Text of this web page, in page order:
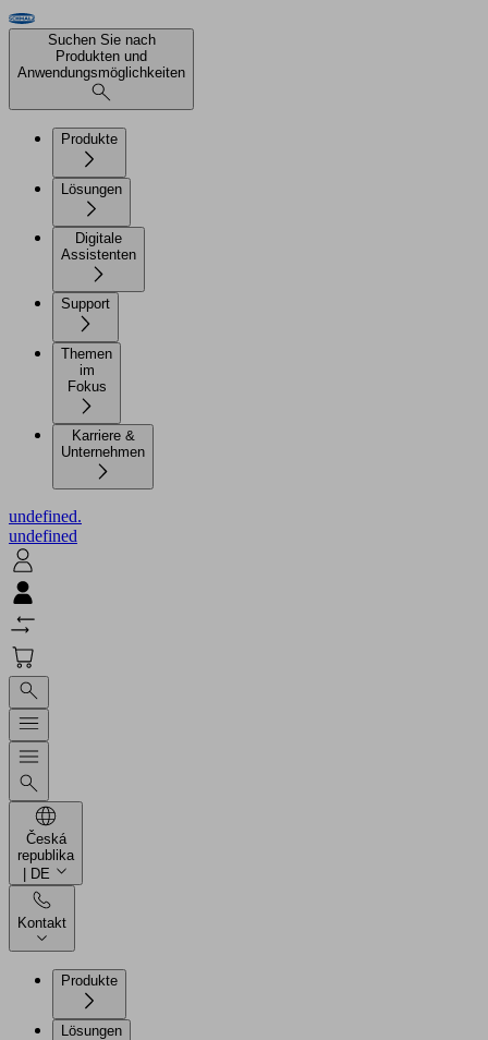
Suchen Sie nach
Produkten und
Anwendungsmöglichkeiten
Produkte
Lösungen
Digitale
Assistenten
Support
Themen
im
Karriere &
Unternehmen
undefined.
undefined
Česká
republika
| DE
Kontakt
Produkte
Lösungen